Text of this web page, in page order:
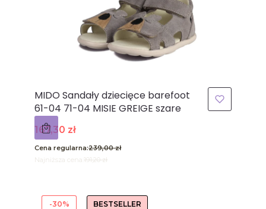
MIDO Sandały dziecięce barefoot
61-04 71-04 MISIE GREIGE szare
Cena promocyjna
167,30 zł
Cena regularna:239,00 zł
Najniższa cena: 191,20 zł
BESTSELLER
-30%